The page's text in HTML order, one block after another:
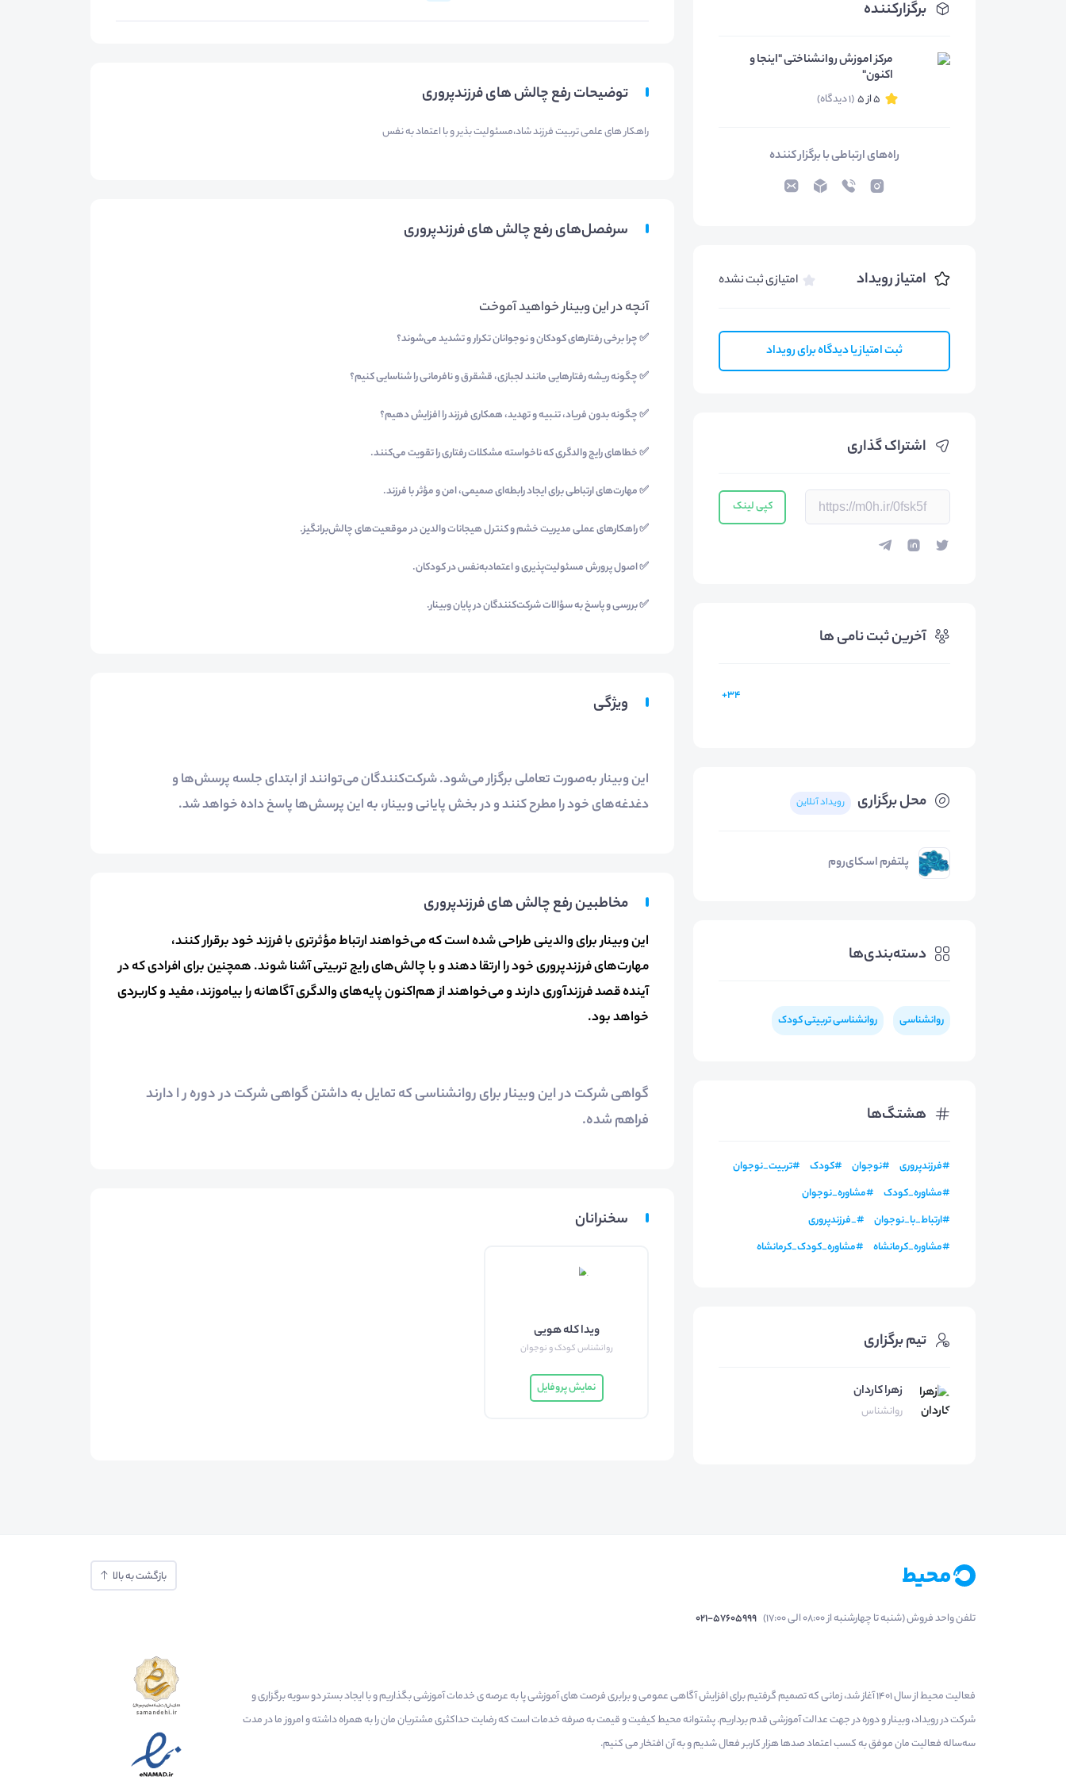
برگزارکننده
مرکز اموزش روانشناختی "اینجا و
اکنون"
5 از 5 (1 دیدگاه)
راه‌های ارتباطی با برگزار کننده
امتیاز رویداد امتیازی ثبت نشده
ثبت امتیاز یا دیدگاه برای رویداد
اشتراک گذاری
کپی لینک
آخرین ثبت نامی ها
34+
محل برگزاری رویداد آنلاین
پلتفرم اسکای‌روم
دسته‌بندی‌ها
روانشناسی روانشناسی تربیتی کودک
هشتگ‌ها
#فرزندپروری #نوجوان #کودک #تربیت_نوجوان
#مشاوره_کودک #مشاوره_نوجوان
#ارتباط_با_نوجوان #_فرزندپروری
#مشاوره_کرمانشاه #مشاوره_کودک_کرمانشاه
تیم برگزاری
زهرا کاردان
روانشناس
توضیحات رفع چالش های فرزندپروری
راهکار های علمی تربیت فرزند شاد،مسئولیت بذیر و با اعتماد به نفس
سرفصل‌های رفع چالش های فرزندپروری
آنچه در این وبینار خواهید آموخت
✅ چرا برخی رفتارهای کودکان و نوجوانان تکرار و تشدید می‌شوند؟
✅ چگونه ریشه رفتارهایی مانند لجبازی، قشقرق و نافرمانی را شناسایی کنیم؟
✅ چگونه بدون فریاد، تنبیه و تهدید، همکاری فرزند را افزایش دهیم؟
✅ خطاهای رایج والدگری که ناخواسته مشکلات رفتاری را تقویت می‌کنند.
✅ مهارت‌های ارتباطی برای ایجاد رابطه‌ای صمیمی، امن و مؤثر با فرزند.
✅ راهکارهای عملی مدیریت خشم و کنترل هیجانات والدین در موقعیت‌های چالش‌برانگیز.
✅ اصول پرورش مسئولیت‌پذیری و اعتمادبه‌نفس در کودکان.
✅ بررسی و پاسخ به سؤالات شرکت‌کنندگان در پایان وبینار.
ویژگی
این وبینار به‌صورت تعاملی برگزار می‌شود. شرکت‌کنندگان می‌توانند از ابتدای جلسه پرسش‌ها و
دغدغه‌های خود را مطرح کنند و در بخش پایانی وبینار، به این پرسش‌ها پاسخ داده خواهد شد.
مخاطبین رفع چالش های فرزندپروری
این وبینار برای والدینی طراحی شده است که می‌خواهند ارتباط مؤثرتری با فرزند خود برقرار کنند،
مهارت‌های فرزندپروری خود را ارتقا دهند و با چالش‌های رایج تربیتی آشنا شوند. همچنین برای افرادی که در
آینده قصد فرزندآوری دارند و می‌خواهند از هم‌اکنون پایه‌های والدگری آگاهانه را بیاموزند، مفید و کاربردی
خواهد بود.​
گواهی شرکت در این وبینار برای روانشناسی که تمایل به داشتن گواهی شرکت در دوره ر ا دارند
فراهم شده.
سخنرانان
ویدا کله هویی
روانشناس کودک و نوجوان
نمایش پروفایل
بازگشت به بالا
تلفن واحد فروش (شنبه تا چهارشنبه از 08:00 الی 17:00) 021-57605999
فعالیت محیط از سال 1401 آغاز شد، زمانی که تصمیم گرفتیم برای افزایش آگاهی عمومی و برابری فرصت های آموزشی پا به عرصه ی خدمات آموزشی بگذاریم و با ایجاد بستر دو سویه برگزاری و
شرکت در رویداد، وبینار و دوره در جهت عدالت آموزشی قدم برداریم. پشتوانه محیط کیفیت و قیمت به صرفه خدمات است که رضایت حداکثری مشتریان مان را به همراه داشته و امروز ما در مدت
سه‌ساله فعالیت مان موفق به کسب اعتماد صدها هزار کاربر فعال شدیم و به آن افتخار می‌ کنیم.